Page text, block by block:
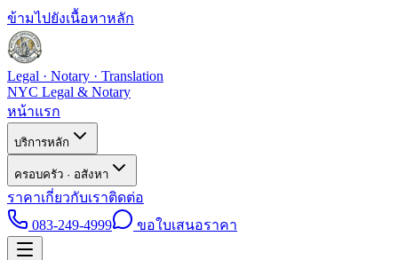
ข้ามไปยังเนื้อหาหลัก
Legal · Notary · Translation
NYC Legal & Notary
หน้าแรก
บริการหลัก
ครอบครัว · อสังหา
ราคาเกี่ยวกับเราติดต่อ
083-249-4999
ขอใบเสนอราคา